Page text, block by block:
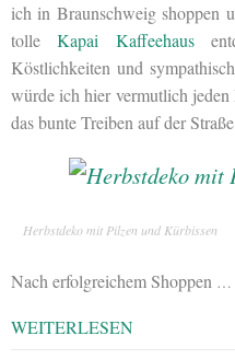
ich in Braunschweig shoppen
tolleKapai Kaffeehaus
Köstlichkeiten und
würde ich hier vermutlich
das bunte Treiben auf der
Herbstdeko mit Pilzen und Kürbissen
Nach erfolgreichem Shoppen …
WEITERLESEN